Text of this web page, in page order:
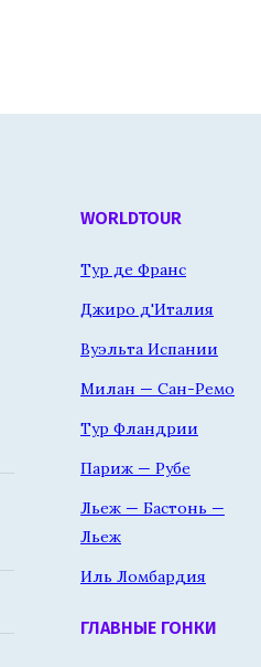
WORLDTOUR
Тур де Франс
Джиро д'Италия
Вуэльта Испании
Милан — Сан-Ремо
Тур Фландрии
Париж — Рубе
Льеж — Бастонь —
Льеж
Иль Ломбардия
ГЛАВНЫЕ ГОНКИ